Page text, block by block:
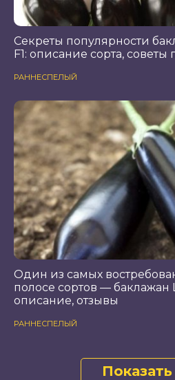
Секреты популярности
F1: описание сорта,
РАННЕСПЕЛЫЙ
Один из самых
полосе сортов — баклажан
описание, отзывы
РАННЕСПЕЛЫЙ